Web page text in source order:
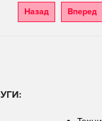
Назад Вперед